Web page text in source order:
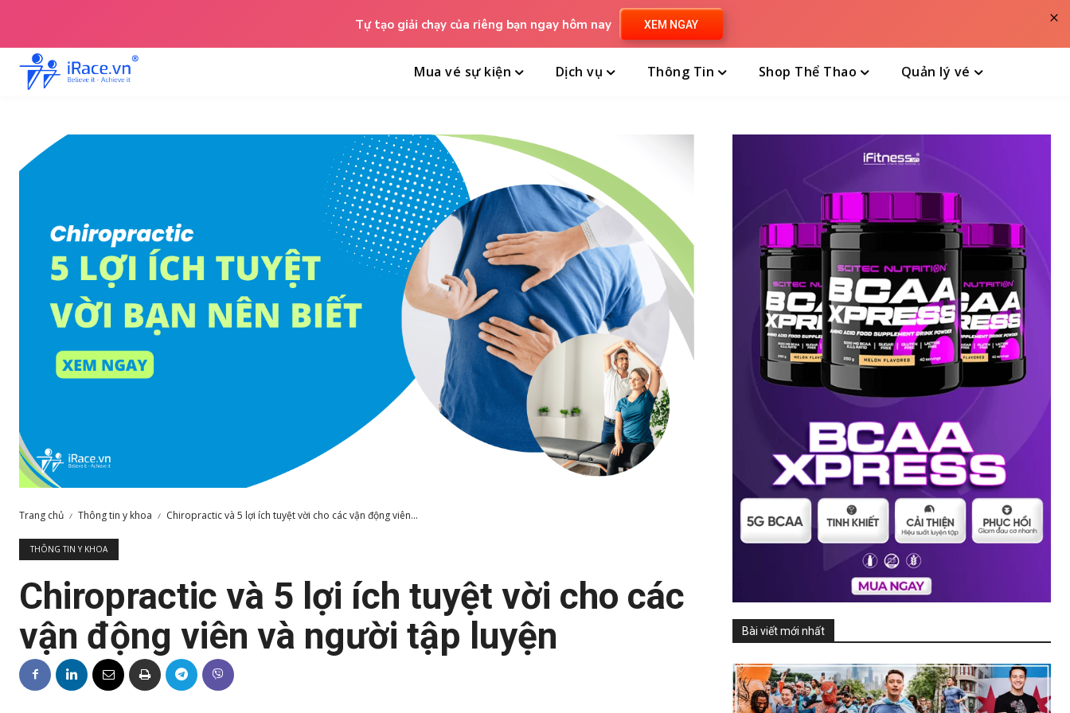
Tự tạo giải chạy của riêng bạn ngay hôm nay XEM NGAY ×
Mua vé sự kiện Dịch vụ Thông Tin Shop Thể Thao Quản lý vé
Trang chủ Thông tin y khoa Chiropractic và 5 lợi ích tuyệt vời cho các vận động viên...
THÔNG TIN Y KHOA
Chiropractic và 5 lợi ích tuyệt vời cho các
vận động viên và người tập luyện
Bài viết mới nhất